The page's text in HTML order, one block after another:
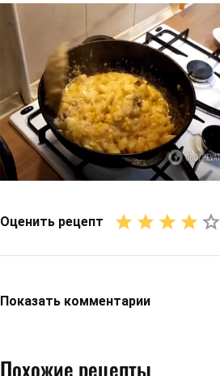
Оценить рецепт
Показать комментарии
Похожие рецепты